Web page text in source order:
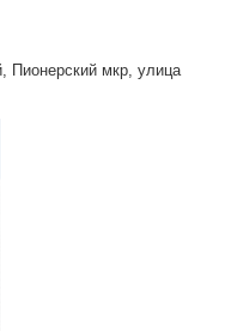
Пионерский мкр, улица